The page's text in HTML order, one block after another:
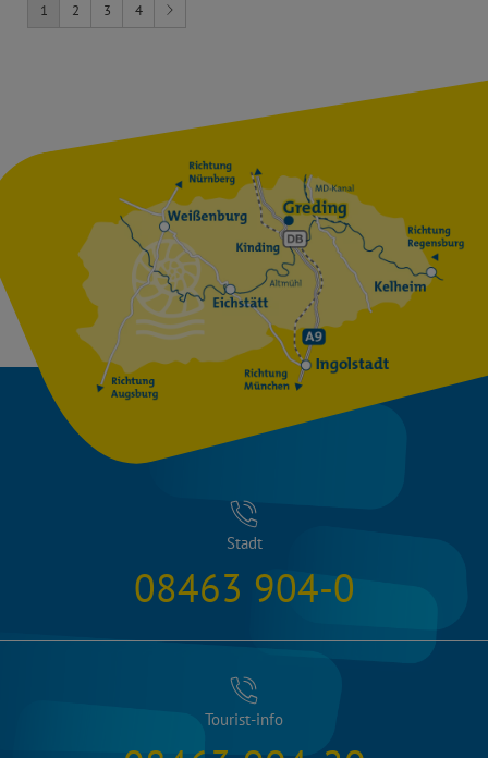
1 2 3 4
Stadt
08463 904-0
Tourist-info